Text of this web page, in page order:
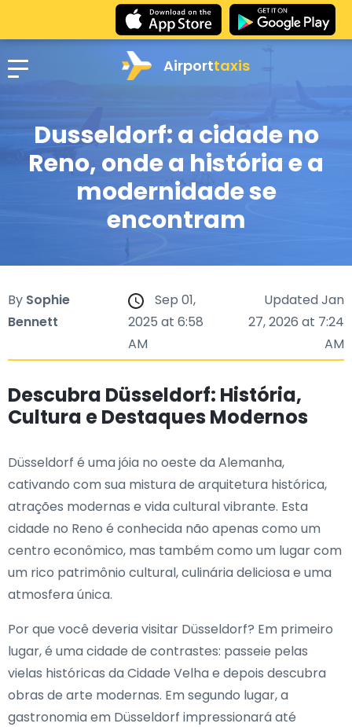
Airporttaxis
Dusseldorf: a cidade no
Reno, onde a história e a
modernidade se
encontram
By Sophie
Bennett
Sep 01,
2025 at 6:58
AM
Updated Jan
27, 2026 at 7:24
AM
Descubra Düsseldorf: História,
Cultura e Destaques Modernos
Düsseldorf é uma jóia no oeste da Alemanha,
cativando com sua mistura de arquitetura histórica,
atrações modernas e vida cultural vibrante. Esta
cidade no Reno é conhecida não apenas como um
centro econômico, mas também como um lugar com
um rico patrimônio cultural, culinária deliciosa e uma
atmosfera única.
Por que você deveria visitar Düsseldorf? Em primeiro
lugar, é uma cidade de contrastes: passeie pelas
vielas históricas da Cidade Velha e depois descubra
obras de arte modernas. Em segundo lugar, a
gastronomia em Düsseldorf impressionará até